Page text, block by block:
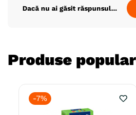
Dacă nu ai găsit răspunsul...
Produse
-7%